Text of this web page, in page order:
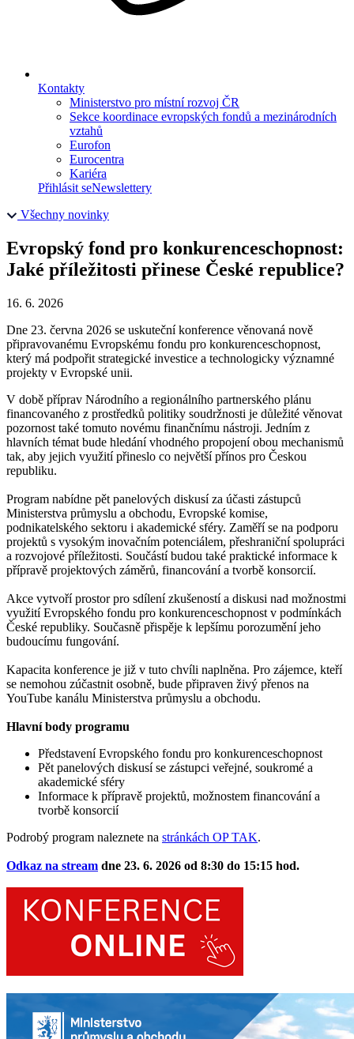
Kontakty
Ministerstvo pro místní rozvoj ČR
Sekce koordinace evropských fondů a mezinárodních
vztahů
Eurofon
Eurocentra
Kariéra
Přihlásit seNewslettery
Všechny novinky
Evropský fond pro konkurenceschopnost:
Jaké příležitosti přinese České republice?
16. 6. 2026
Dne 23. června 2026 se uskuteční konference věnovaná nově
připravovanému Evropskému fondu pro konkurenceschopnost,
který má podpořit strategické investice a technologicky významné
projekty v Evropské unii.
V době příprav Národního a regionálního partnerského plánu
financovaného z prostředků politiky soudržnosti je důležité věnovat
pozornost také tomuto novému finančnímu nástroji. Jedním z
hlavních témat bude hledání vhodného propojení obou mechanismů
tak, aby jejich využití přineslo co největší přínos pro Českou
republiku.
Program nabídne pět panelových diskusí za účasti zástupců
Ministerstva průmyslu a obchodu, Evropské komise,
podnikatelského sektoru i akademické sféry. Zaměří se na podporu
projektů s vysokým inovačním potenciálem, přeshraniční spolupráci
a rozvojové příležitosti. Součástí budou také praktické informace k
přípravě projektových záměrů, financování a tvorbě konsorcií.
Akce vytvoří prostor pro sdílení zkušeností a diskusi nad možnostmi
využití Evropského fondu pro konkurenceschopnost v podmínkách
České republiky. Současně přispěje k lepšímu porozumění jeho
budoucímu fungování.
Kapacita konference je již v tuto chvíli naplněna. Pro zájemce, kteří
se nemohou zúčastnit osobně, bude připraven živý přenos na
YouTube kanálu Ministerstva průmyslu a obchodu.
Hlavní body programu
Představení Evropského fondu pro konkurenceschopnost
Pět panelových diskusí se zástupci veřejné, soukromé a
akademické sféry
Informace k přípravě projektů, možnostem financování a
tvorbě konsorcií
Podrobý program naleznete na stránkách OP TAK.
Odkaz na stream dne 23. 6. 2026 od 8:30 do 15:15 hod.